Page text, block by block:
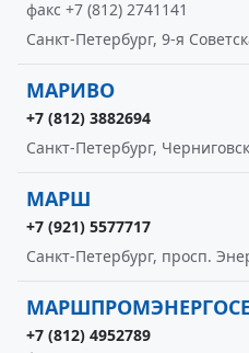
факс +7 (812) 2741141
Санкт-Петербург, 9-я
МАРИВО
+7 (812) 3882694
Санкт-Петербург,
МАРШ
+7 (921) 5577717
Санкт-Петербург, просп.
+7 (812) 4952789